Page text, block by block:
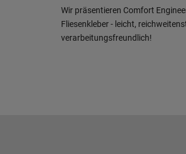
Wir präsentieren Comfort
Fliesenkleber - leicht,
verarbeitungsfreundlich!